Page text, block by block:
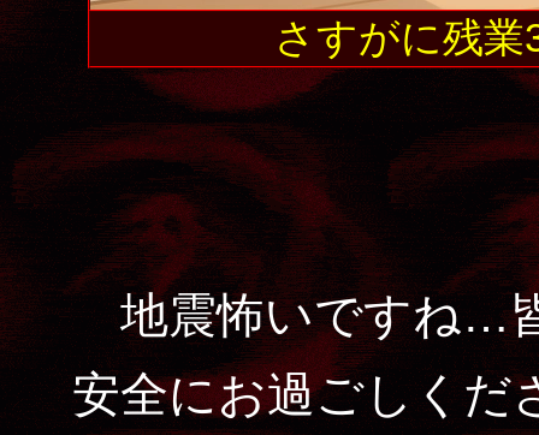
さすがに残
地震怖いですね…
安全にお過ごしくだ